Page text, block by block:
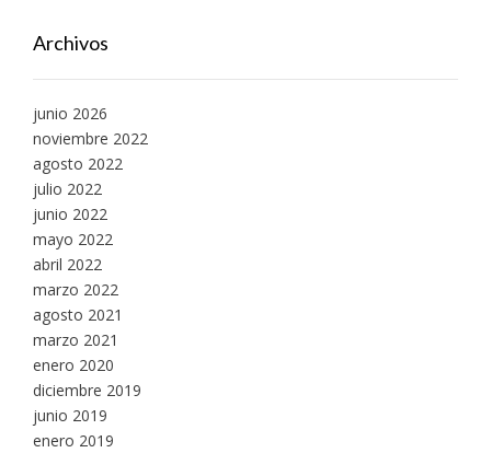
Archivos
junio 2026
noviembre 2022
agosto 2022
julio 2022
junio 2022
mayo 2022
abril 2022
marzo 2022
agosto 2021
marzo 2021
enero 2020
diciembre 2019
junio 2019
enero 2019